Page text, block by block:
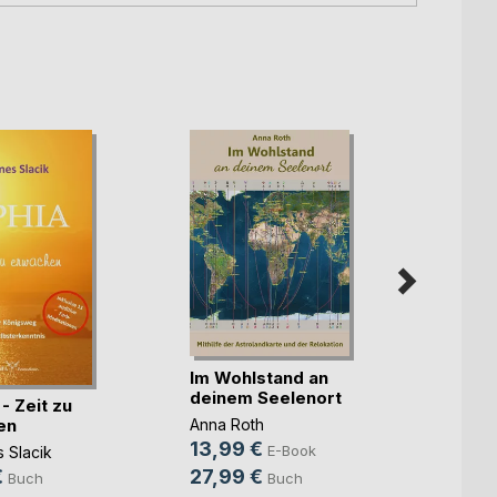
- Zeit zu
Slacik
Buch
Im Wohlstand an
deinem Seelenort
Anna Roth
13,99 € E-Book
27,99 € Buch